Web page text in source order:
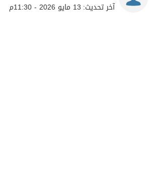
آخر تحديث: 13 مايو 2026 - 11:30م